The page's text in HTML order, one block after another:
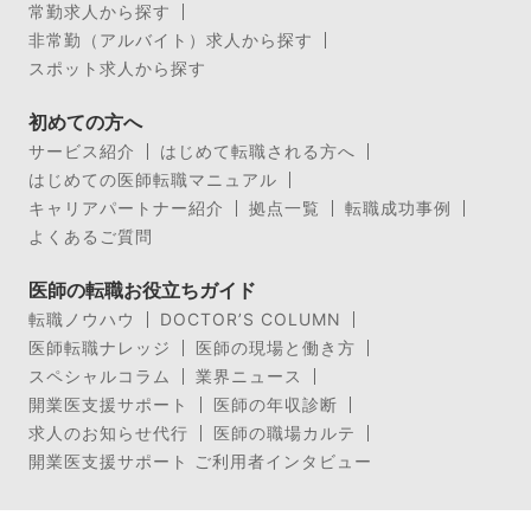
常勤求人から探す
非常勤（アルバイト）求人から探す
スポット求人から探す
初めての方へ
サービス紹介
はじめて転職される方へ
はじめての医師転職マニュアル
キャリアパートナー紹介
拠点一覧
転職成功事例
よくあるご質問
医師の転職お役立ちガイド
転職ノウハウ
DOCTOR’S COLUMN
医師転職ナレッジ
医師の現場と働き方
スペシャルコラム
業界ニュース
開業医支援サポート
医師の年収診断
求人のお知らせ代行
医師の職場カルテ
開業医支援サポート ご利用者インタビュー